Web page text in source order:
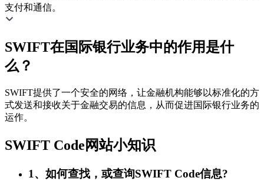
支付和通信。
SWIFT在国际银行业务中的作用是什
么？
SWIFT提供了一个安全的网络，让金融机构能够以标准化的方
式发送和接收关于金融交易的信息，从而促进国际银行业务的
运作。
SWIFT Code网站小知识
1、如何查找，或查询SWIFT Code信息?